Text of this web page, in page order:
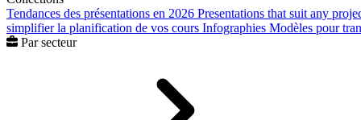
Tendances des présentations en 2026 Presentations that suit any
simplifier la planification de vos cours Infographies Modèles pour
Par secteur